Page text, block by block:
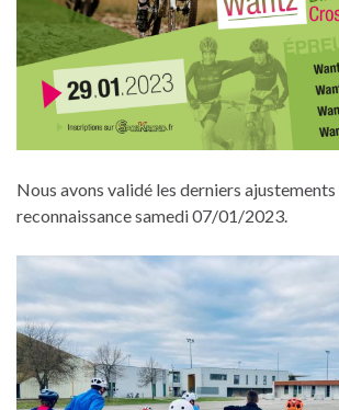
Nous avons validé les derniers
reconnaissance samedi 07/01/2023.